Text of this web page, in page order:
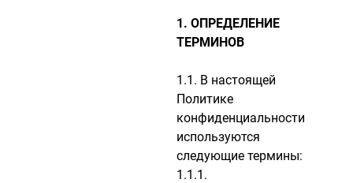
1. ОПРЕДЕЛЕНИЕ
ТЕРМИНОВ
1.1. В настоящей
Политике
конфиденциальности
используются
следующие термины:
1.1.1.